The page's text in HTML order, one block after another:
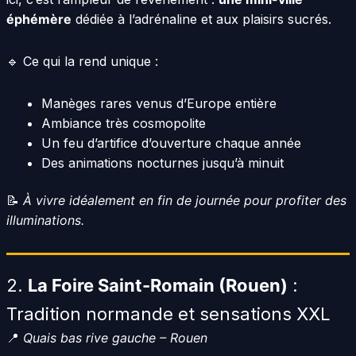
éphémère dédiée à l’adrénaline et aux plaisirs sucrés.
🔹 Ce qui la rend unique :
Manèges rares venus d’Europe entière
Ambiance très cosmopolite
Un feu d’artifice d’ouverture chaque année
Des animations nocturnes jusqu’à minuit
📝 À vivre idéalement en fin de journée pour profiter des
illuminations.
2. La Foire Saint-Romain (Rouen) :
Tradition normande et sensations XXL
📍 Quais bas rive gauche – Rouen